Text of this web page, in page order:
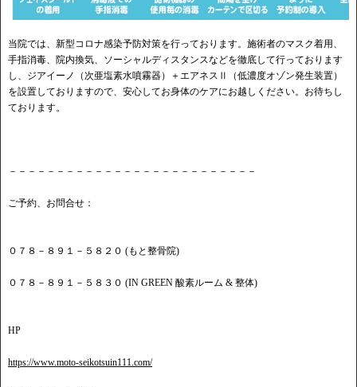
当院では、新型コロナ感染予防対策を行っております。施術者のマスク着用、
手指消毒、院内換気、ソーシャルディスタンスなどを徹底して行っております
し、ジアイーノ（次亜塩素水噴霧器）＋エアネスⅡ（低濃度オゾン発生装置）
を設置しておりますので、安心してお身体のケアにお越しください。お待ちし
ております。
－－－－－－－－－－－－－－－－－－－－－－－－－－
ご予約、お問合せ：
０７８－８９１－５８２０ (もと整骨院)
０７８－８９１－５８３０ (IN GREEN 酸素ルーム & 整体)
HP
https://www.moto-seikotsuin111.com/